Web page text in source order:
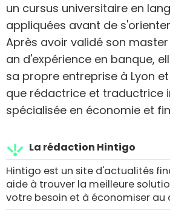
un cursus universitaire en
appliquées avant de
Après avoir validé son
an d'expérience en banque,
sa propre entreprise à Lyon
que rédactrice et traductrice
spécialisée en économie et
La rédaction Hintigo
Hintigo est un site d'actualités
aide à trouver la meilleure
votre besoin et à économiser au